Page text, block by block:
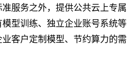
服务之外，提供公共云上专属
型训练、独立企业账号系统等
客户定制模型、节约算力的需